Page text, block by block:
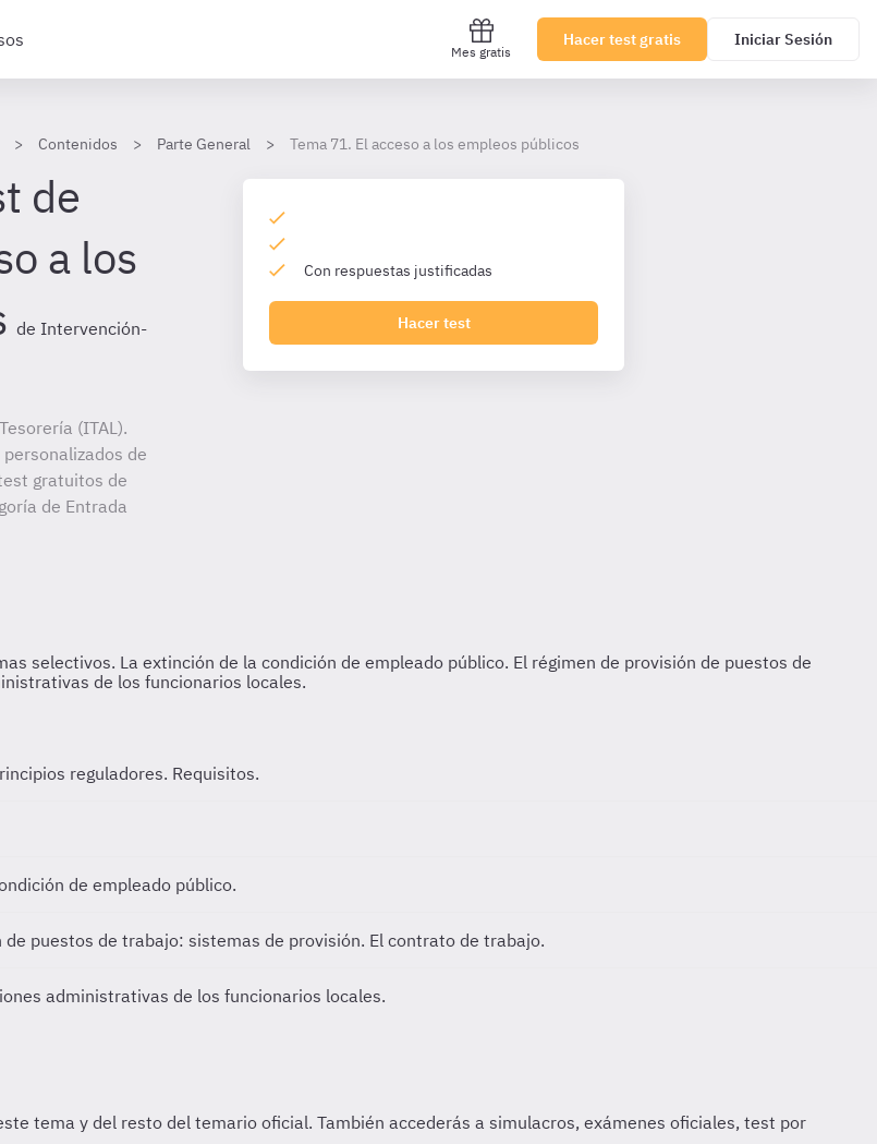
Mes gratis
Hacer test gratis Iniciar Sesión
Contenidos Parte General Tema 71. El acceso a los empleos públicos
de
a los
de Intervención-
(ITAL).
de
gratuitos de
de Entrada
Con respuestas justificadas
Hacer test
reguladores. Requisitos.
de empleado público.
de puestos de trabajo: sistemas de provisión. El contrato de trabajo.
administrativas de los funcionarios locales.